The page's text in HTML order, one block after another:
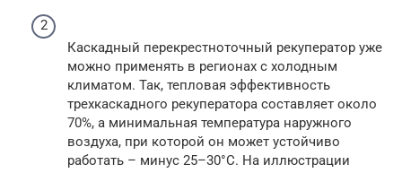
Каскадный перекрестноточный рекуператор уже
можно применять в регионах с холодным
климатом. Так, тепловая эффективность
трехкаскадного рекуператора составляет около
70%, а минимальная температура наружного
воздуха, при которой он может устойчиво
работать – минус 25–30°С. На иллюстрации